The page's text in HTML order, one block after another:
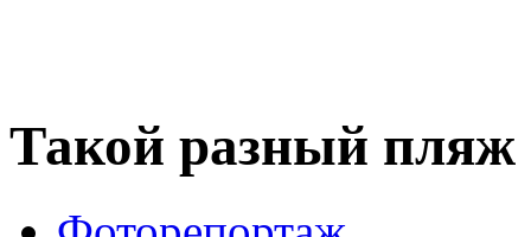
Такой разный пляж